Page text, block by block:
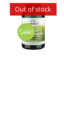
Out of stock
Sale!